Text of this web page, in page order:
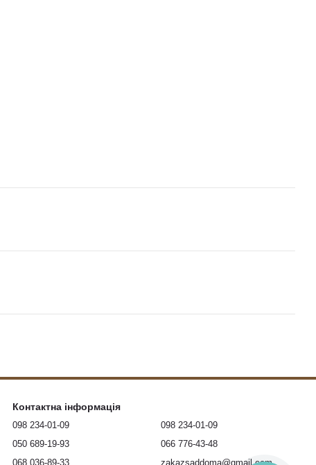
Контактна інформація
098 234-01-09
050 689-19-93
068 036-89-33
098 234-01-09
066 776-43-48
zakazsaddoma@gmail.com